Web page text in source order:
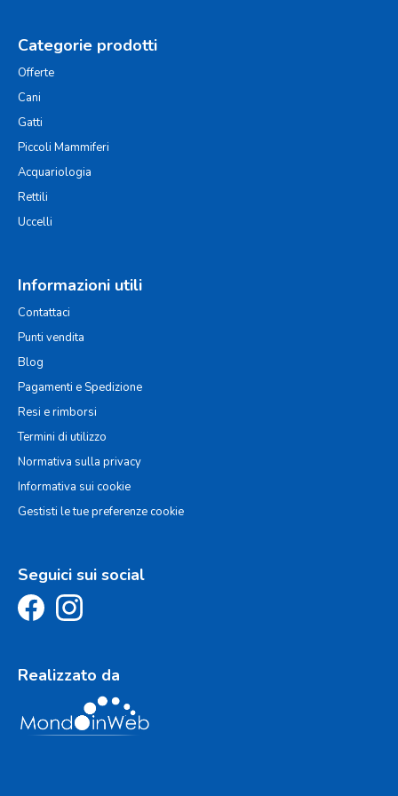
Categorie prodotti
Offerte
Cani
Gatti
Piccoli Mammiferi
Acquariologia
Rettili
Uccelli
Informazioni utili
Contattaci
Punti vendita
Blog
Pagamenti e Spedizione
Resi e rimborsi
Termini di utilizzo
Normativa sulla privacy
Informativa sui cookie
Gestisti le tue preferenze cookie
Seguici sui social
Realizzato da